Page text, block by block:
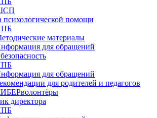
психологической помощи
материалы
для обращений
для обращений
для родителей и педагогов
директора